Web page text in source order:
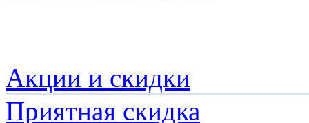
Акции и скидки
Приятная скидка